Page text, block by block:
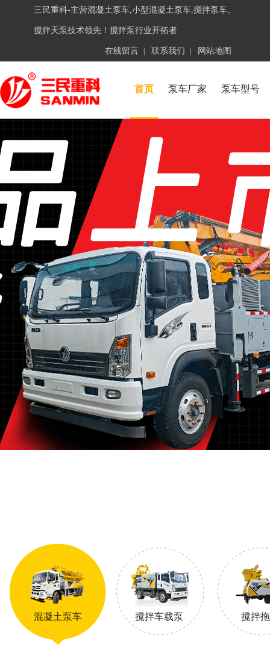
三民重科-主营混凝土泵车,小型混凝土泵车,搅拌泵车、
搅拌天泵技术领先！搅拌泵行业开拓者
在线留言 联系我们 网站地图
首页 泵车厂家 泵车型号
混凝土泵车 搅拌车载泵 搅拌